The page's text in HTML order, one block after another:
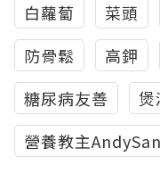
白蘿蔔
菜頭
防骨鬆
高鉀
糖尿病友善
煲
營養教主AndySan